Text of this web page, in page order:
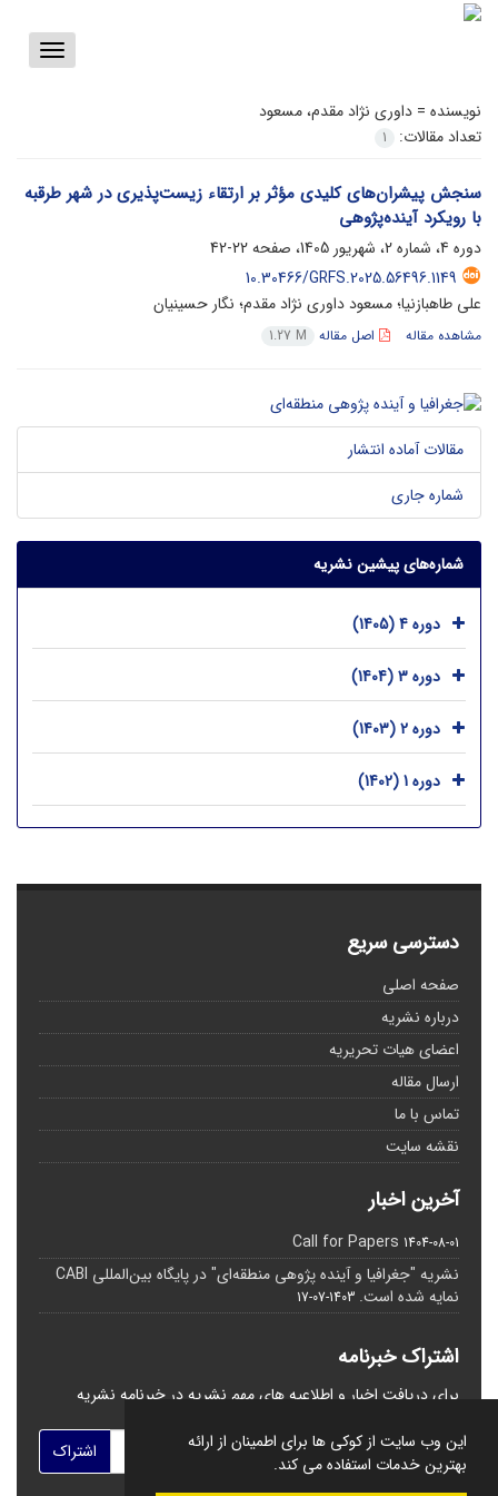
این وب سایت از کوکی ها برای اطمینان از ارائه
بهترین خدمات استفاده می کند.
Toggle
نویسنده = داوری نژاد مقدم، مسعود
تعداد مقالات:
1
سنجش پیشران‌های کلیدی مؤثر بر ارتقاء زیست‌پذیری در شهر طرقبه
با رویکرد آینده‌پژوهی
دوره 4، شماره 2، شهریور 1405، صفحه
22-42
10.30466/GRFS.2025.56496.1149
علی طاهبازنیا؛ مسعود داوری نژاد مقدم؛ نگار حسینیان
مشاهده مقاله اصل مقاله 1.27 M
مقالات آماده انتشار
شماره جاری
شماره‌های پیشین نشریه
دوره 4 (1405)
دوره 3 (1404)
دوره 2 (1403)
دوره 1 (1402)
دسترسی سریع
صفحه اصلی
درباره نشریه
اعضای هیات تحریریه
ارسال مقاله
تماس با ما
نقشه سایت
آخرین اخبار
Call for Papers 1404-08-01
نشریه "جغرافیا و آینده پژوهی منطقه‌ای" در پایگاه بین‌المللی CABI
نمایه شده است. 1403-07-17
اشتراک خبرنامه
برای دریافت اخبار و اطلاعیه های مهم نشریه در خبرنامه نشریه
اشتراک